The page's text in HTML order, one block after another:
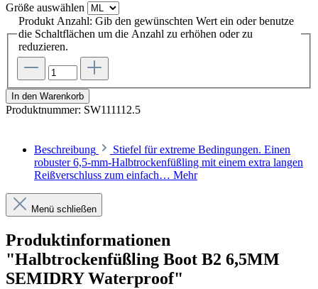
Größe auswählen
Produkt Anzahl: Gib den gewünschten Wert ein oder benutze
die Schaltflächen um die Anzahl zu erhöhen oder zu
reduzieren.
In den Warenkorb
Produktnummer: SW111112.5
Beschreibung
Stiefel für extreme Bedingungen. Einen
robuster 6,5-mm-Halbtrockenfüßling mit einem extra langen
Reißverschluss zum einfach… Mehr
Menü schließen
Produktinformationen
"Halbtrockenfüßling Boot B2 6,5MM
SEMIDRY Waterproof"